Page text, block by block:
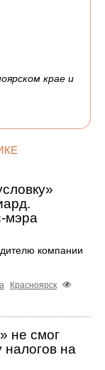
крае и
мэра
компании
Красноярск
не смог
налогов на